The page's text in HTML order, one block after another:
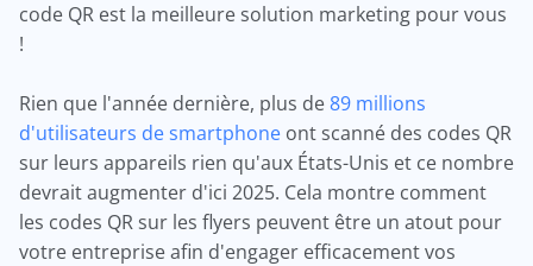
code QR est la meilleure solution marketing pour vous
!
Rien que l'année dernière, plus de89 millions
d'utilisateurs de smartphone ont scanné des codes QR
sur leurs appareils rien qu'aux États-Unis et ce nombre
devrait augmenter d'ici 2025. Cela montre comment
les codes QR sur les flyers peuvent être un atout pour
votre entreprise afin d'engager efficacement vos